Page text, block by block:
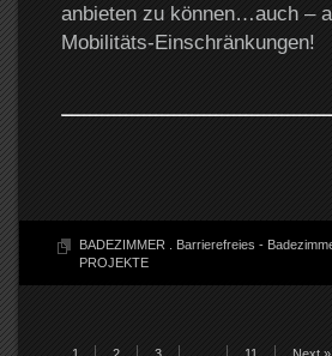
anbieten zu können…auch –
Mobilitäts-Einschränkungen!
BADEZIMMER Barrierefreies -
PROJEKTE